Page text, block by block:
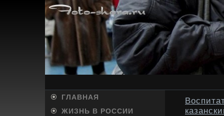
ГЛАВНАЯ
ЖИЗНЬ В РОССИИ